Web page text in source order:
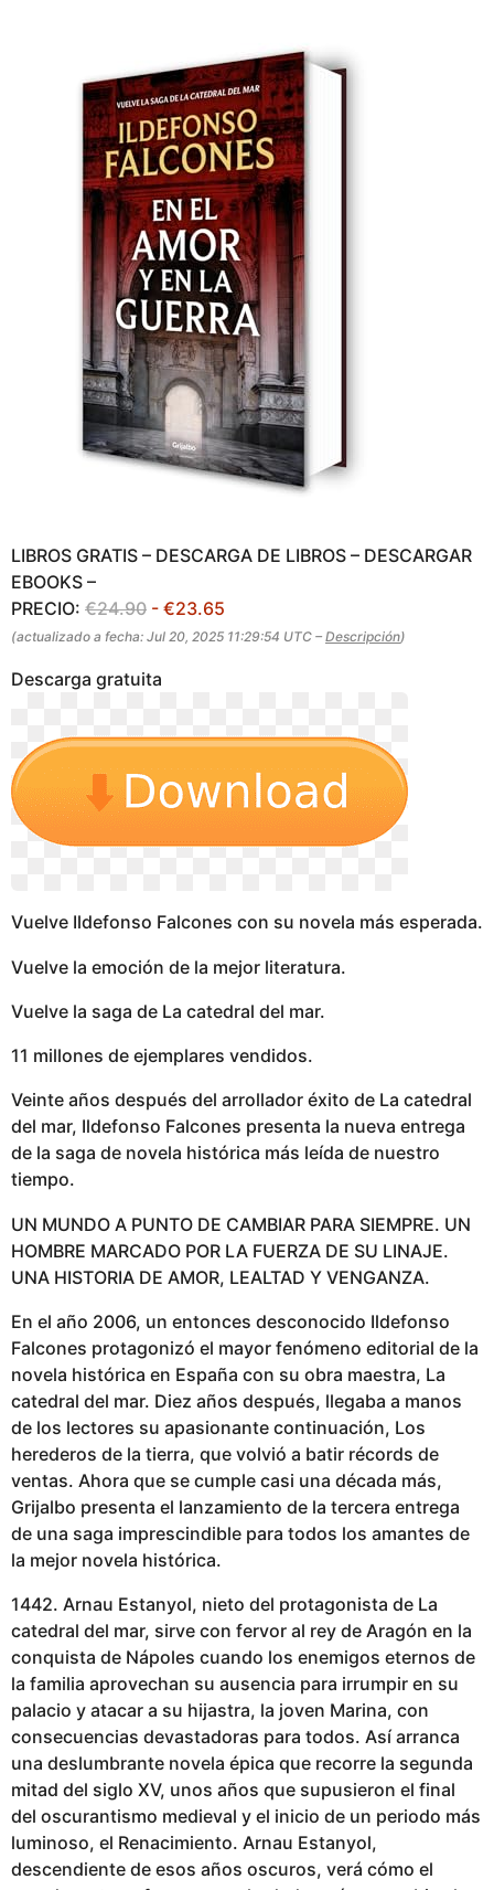
LIBROS GRATIS – DESCARGA DE LIBROS – DESCARGAR
EBOOKS –
PRECIO: €24.90 - €23.65
(actualizado a fecha: Jul 20, 2025 11:29:54 UTC – Descripción)
Descarga gratuita
Vuelve Ildefonso Falcones con su novela más esperada.
Vuelve la emoción de la mejor literatura.
Vuelve la saga de La catedral del mar.
11 millones de ejemplares vendidos.
Veinte años después del arrollador éxito de La catedral
del mar, Ildefonso Falcones presenta la nueva entrega
de la saga de novela histórica más leída de nuestro
tiempo.
UN MUNDO A PUNTO DE CAMBIAR PARA SIEMPRE. UN
HOMBRE MARCADO POR LA FUERZA DE SU LINAJE.
UNA HISTORIA DE AMOR, LEALTAD Y VENGANZA.
En el año 2006, un entonces desconocido Ildefonso
Falcones protagonizó el mayor fenómeno editorial de la
novela histórica en España con su obra maestra, La
catedral del mar. Diez años después, llegaba a manos
de los lectores su apasionante continuación, Los
herederos de la tierra, que volvió a batir récords de
ventas. Ahora que se cumple casi una década más,
Grijalbo presenta el lanzamiento de la tercera entrega
de una saga imprescindible para todos los amantes de
la mejor novela histórica.
1442. Arnau Estanyol, nieto del protagonista de La
catedral del mar, sirve con fervor al rey de Aragón en la
conquista de Nápoles cuando los enemigos eternos de
la familia aprovechan su ausencia para irrumpir en su
palacio y atacar a su hijastra, la joven Marina, con
consecuencias devastadoras para todos. Así arranca
una deslumbrante novela épica que recorre la segunda
mitad del siglo XV, unos años que supusieron el final
del oscurantismo medieval y el inicio de un periodo más
luminoso, el Renacimiento. Arnau Estanyol,
descendiente de esos años oscuros, verá cómo el